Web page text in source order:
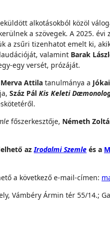
alkotásokból közöl
a szövegek. A 2025.
a zsűri tizenhatot emelt ki,
laudációját, valamint Barak
egy versét, prózáját.
Merva Attila tanulmánya a
Száz Pál Kis Keleti
főszerkesztője, Németh
azIrodalmi Szemle és a
a következő e-mail-címen:
Vámbéry Ármin tér 55/14.;